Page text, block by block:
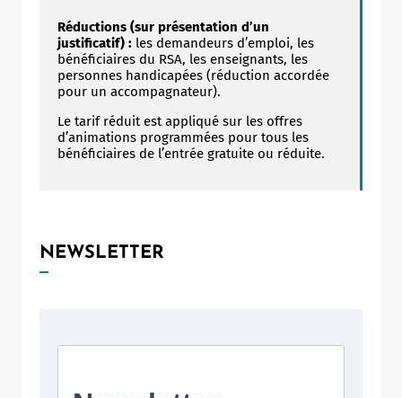
Réductions (sur présentation d’un
justificatif) : les demandeurs d’emploi, les
bénéficiaires du RSA, les enseignants, les
personnes handicapées (réduction accordée
pour un accompagnateur).
Le tarif réduit est appliqué sur les offres
d’animations programmées pour tous les
bénéficiaires de l’entrée gratuite ou réduite.
NEWSLETTER